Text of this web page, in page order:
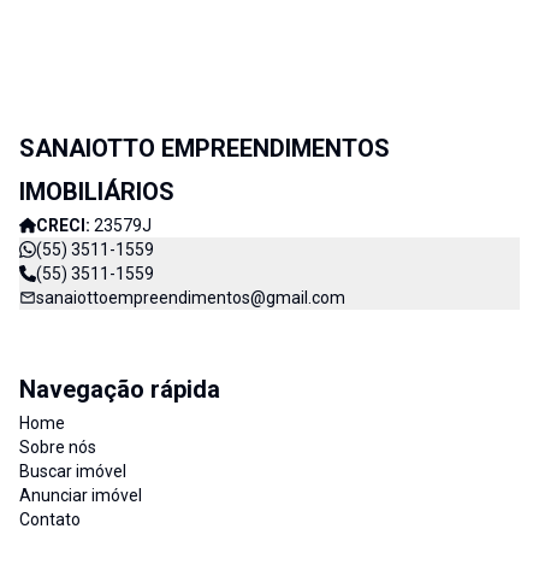
SANAIOTTO EMPREENDIMENTOS
IMOBILIÁRIOS
CRECI: 23579J
(55) 3511-1559
(55) 3511-1559
sanaiottoempreendimentos@gmail.com
Navegação rápida
Home
Sobre nós
Buscar imóvel
Anunciar imóvel
Contato